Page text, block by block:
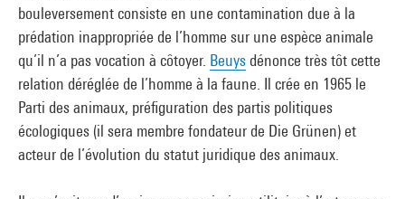
bouleversement consiste en une contamination due à la
prédation inappropriée de l’homme sur une espèce animale
qu’il n’a pas vocation à côtoyer. Beuysdénonce très tôt cette
relation déréglée de l’homme à la faune. Il crée en 1965 le
Parti des animaux, préfiguration des partis politiques
écologiques (il sera membre fondateur de Die Grünen) et
acteur de l’évolution du statut juridique des animaux.